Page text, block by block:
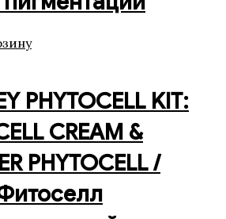
PHYTOCELL KIT:
CREAM &
PHYTOCELL /